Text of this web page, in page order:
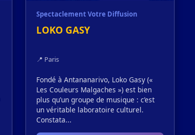
Spectaclement Votre Diffusion
LOKO GASY
📍 Paris
Fondé à Antananarivo, Loko Gasy («
Les Couleurs Malgaches ») est bien
plus qu’un groupe de musique : c’est
un véritable laboratoire culturel.
Constata...